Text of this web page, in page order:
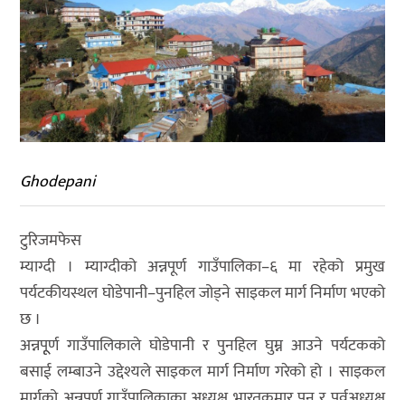
Ghodepani
टुरिजमफेस
म्याग्दी । म्याग्दीको अन्नपूर्ण गाउँपालिका–६ मा रहेको प्रमुख
पर्यटकीयस्थल घोडेपानी–पुनहिल जोड्ने साइकल मार्ग निर्माण भएको
छ ।
अन्नपूूर्ण गाउँपालिकाले घोडेपानी र पुनहिल घुम्न आउने पर्यटकको
बसाई लम्बाउने उद्देश्यले साइकल मार्ग निर्माण गरेको हो । साइकल